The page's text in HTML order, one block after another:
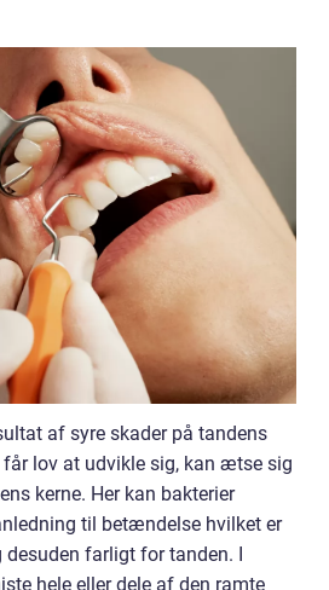
af syre skader på tandens
lov at udvikle sig, kan ætse sig
kerne. Her kan bakterier
til betændelse hvilket er
farligt for tanden. I
hele eller dele af den ramte